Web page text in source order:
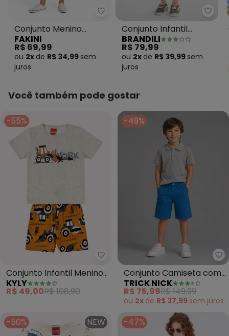
Fakini - Conjunto Menino
Conjunto Menino
Camiseta e Bermuda
Cinza
FAKINI
R$ 69,99
ou 2x de R$ 34,99 sem
juros
Conjunto Infantil
Menino em Meia Malha
Cinza
BRANDILI
R$ 79,99
ou 2x de R$ 39,99 sem
juros
Você também pode gostar
-55%
Kyly - Conjunto Infantil Menino
Conjunto Infantil Menino
Retroescavadeira
(Cinza)
KYLY
R$ 49,00R$ 108,90
-49%
Conjunto Camiseta com
Bermuda (Cinza)
TRICK NICK
R$ 75,99R$ 149,99
ou 2x de R$ 37,99 sem juros
-50% NEW -47%